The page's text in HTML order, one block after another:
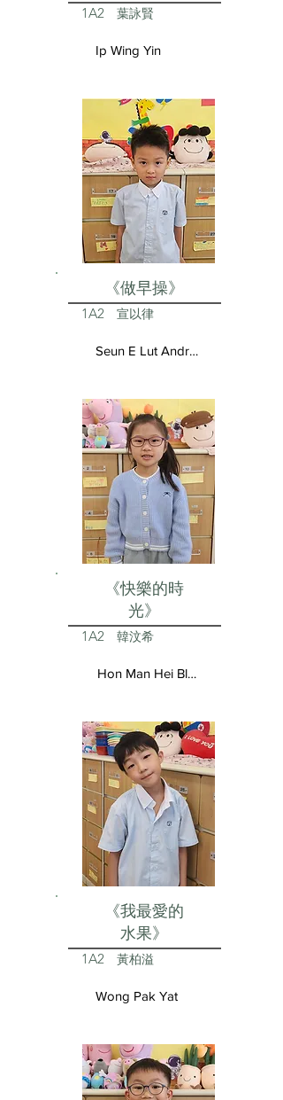
1A2 葉詠賢
Ip Wing Yin
《做早操》
1A2 宣以律
Seun E Lut Andrea
《快樂的時
光》
1A2 韓汶希
Hon Man Hei Blair
《我最愛的
水果》
1A2 黃柏溢
Wong Pak Yat